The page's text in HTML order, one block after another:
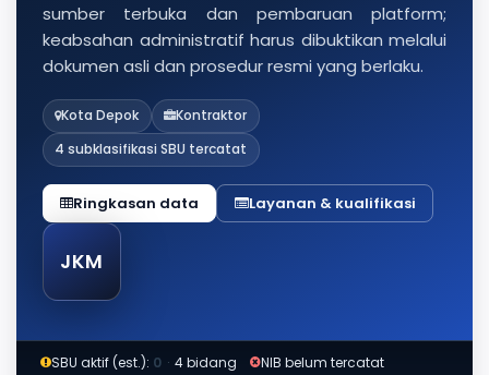
sumber terbuka dan pembaruan platform;
keabsahan administratif harus dibuktikan melalui
dokumen asli dan prosedur resmi yang berlaku.
Kota Depok
Kontraktor
4 subklasifikasi SBU tercatat
Ringkasan data Layanan & kualifikasi
JKM
SBU aktif (est.): 0 · 4 bidang
NIB belum tercatat